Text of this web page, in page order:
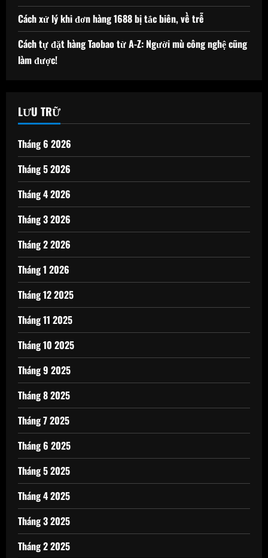
Cách xử lý khi đơn hàng 1688 bị tắc biên, về trễ
Cách tự đặt hàng Taobao từ A-Z: Người mù công nghệ cũng
làm được!
LƯU TRỮ
Tháng 6 2026
Tháng 5 2026
Tháng 4 2026
Tháng 3 2026
Tháng 2 2026
Tháng 1 2026
Tháng 12 2025
Tháng 11 2025
Tháng 10 2025
Tháng 9 2025
Tháng 8 2025
Tháng 7 2025
Tháng 6 2025
Tháng 5 2025
Tháng 4 2025
Tháng 3 2025
Tháng 2 2025